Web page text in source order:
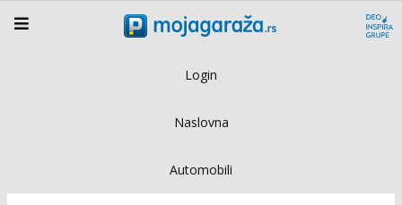
Login
Naslovna
Automobili